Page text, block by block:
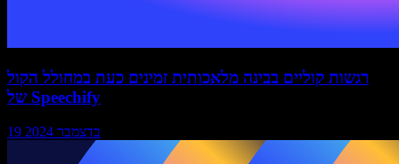
רגשות קוליים בבינה מלאכותית זמינים כעת במחולל הקול
של Speechify
19 בדצמבר 2024